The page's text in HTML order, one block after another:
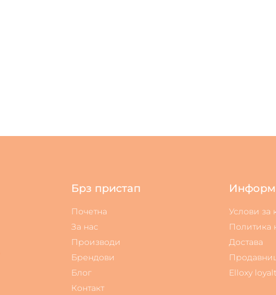
Брз пристап
Почетна
За нас
Производи
Брендови
Блог
Контакт
Услови за
Политика
Достава
Elloxy